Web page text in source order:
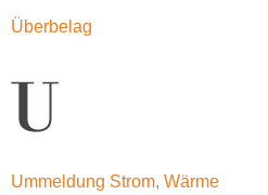
Überbelag
U
Ummeldung Strom, Wärme